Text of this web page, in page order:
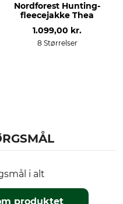
Professionel tekstilpleje
Ikke rørrensning
Egenskaber
Nordforest Hunting-
fleecejakke Thea
1.099,00 kr.
8 Størrelser
i alt
produktet